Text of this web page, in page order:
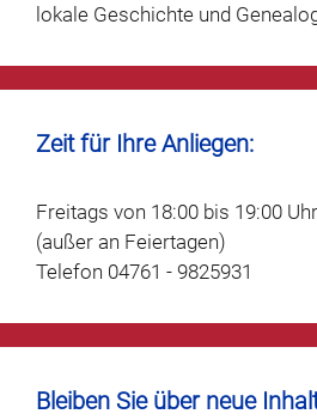
lokale Geschichte und
Zeit für Ihre Anliegen:
Freitags von 18:00 bis 19:00 Uhr
(außer an Feiertagen)
Telefon 04761 - 9825931
Bleiben Sie über neue